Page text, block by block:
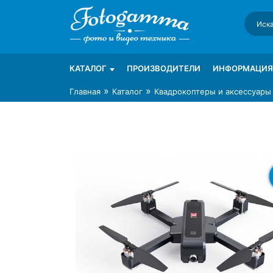
Интернет-магазин фототехники Foto-
Магазин фотоаксессуаров foto-gamma.ru
КАТАЛОГ ПРОИЗВОДИТЕЛИ ИНФОРМАЦИЯ
Главная » Каталог » Квадрокоптеры и аксессуары